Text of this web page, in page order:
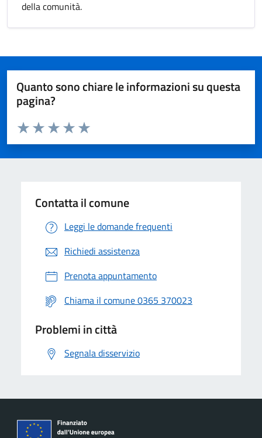
della comunità.
Quanto sono chiare le informazioni su questa
pagina?
Valuta da 1 a 5 stelle la pagina
Valuta 5 stelle su 5
Valuta 4 stelle su 5
Valuta 3 stelle su 5
Valuta 2 stelle su 5
Valuta 1 stelle su 5
Contatta il comune
Leggi le domande frequenti
Richiedi assistenza
Prenota appuntamento
Chiama il comune 0365 370023
Problemi in città
Segnala disservizio